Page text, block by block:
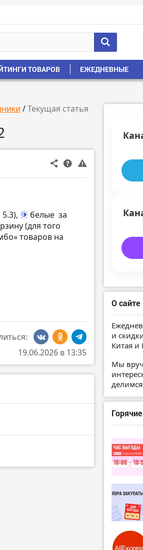
ТОВАРОВ ЕЖЕДНЕВНЫЕ
/Текущая статья
белые за
(для того
товаров на
19.06.2026 в 13:35
О сайте
и
Китая и
Мы